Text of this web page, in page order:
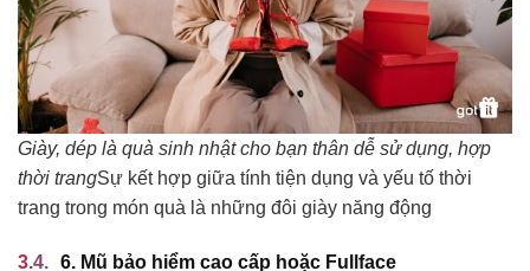
Giày, dép là quà sinh nhật cho bạn thân dễ sử dụng, hợp
thời trangSự kết hợp giữa tính tiện dụng và yếu tố thời
trang trong món quà là những đôi giày năng động
6. Mũ bảo hiểm cao cấp hoặc Fullface